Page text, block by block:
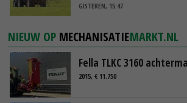
GISTEREN, 15:47
NIEUW OP MECHANISATIEMARKT.NL
Fella TLKC 3160
2015, € 11.750